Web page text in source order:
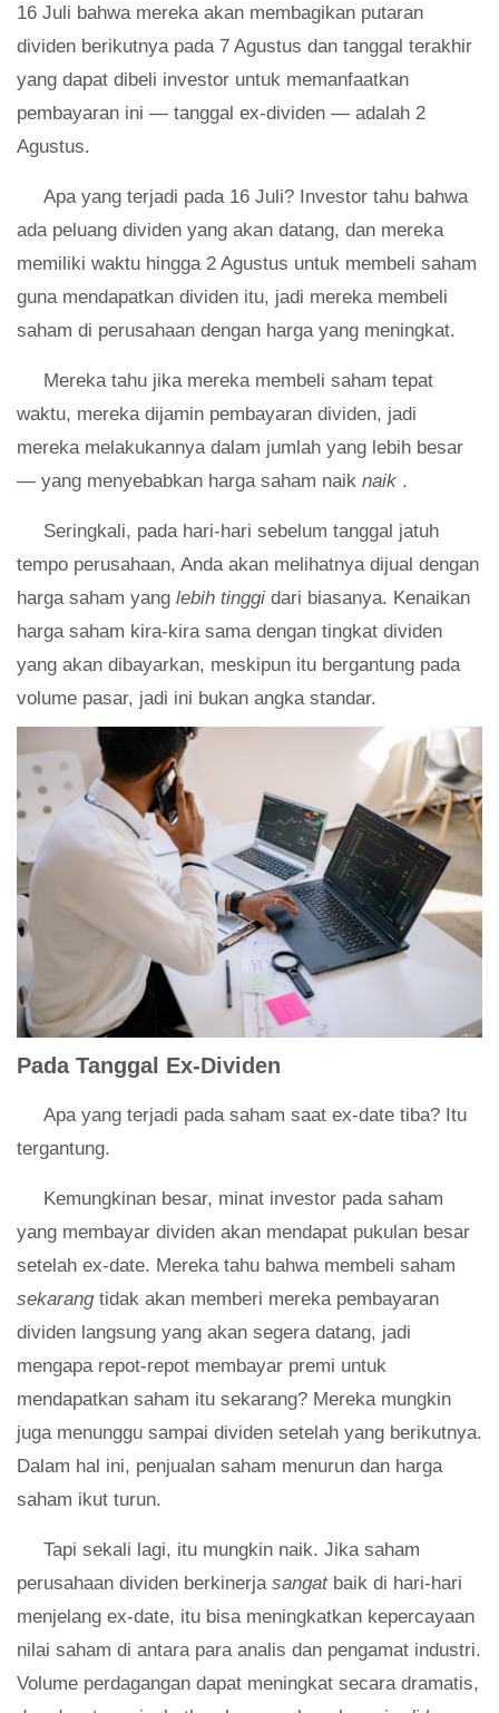
16 Juli bahwa mereka akan membagikan putaran
dividen berikutnya pada 7 Agustus dan tanggal terakhir
yang dapat dibeli investor untuk memanfaatkan
pembayaran ini — tanggal ex-dividen — adalah 2
Agustus.
Apa yang terjadi pada 16 Juli? Investor tahu bahwa
ada peluang dividen yang akan datang, dan mereka
memiliki waktu hingga 2 Agustus untuk membeli saham
guna mendapatkan dividen itu, jadi mereka membeli
saham di perusahaan dengan harga yang meningkat.
Mereka tahu jika mereka membeli saham tepat
waktu, mereka dijamin pembayaran dividen, jadi
mereka melakukannya dalam jumlah yang lebih besar
— ​​yang menyebabkan harga saham naik naik .
Seringkali, pada hari-hari sebelum tanggal jatuh
tempo perusahaan, Anda akan melihatnya dijual dengan
harga saham yang lebih tinggi dari biasanya. Kenaikan
harga saham kira-kira sama dengan tingkat dividen
yang akan dibayarkan, meskipun itu bergantung pada
volume pasar, jadi ini bukan angka standar.
Pada Tanggal Ex-Dividen
Apa yang terjadi pada saham saat ex-date tiba? Itu
tergantung.
Kemungkinan besar, minat investor pada saham
yang membayar dividen akan mendapat pukulan besar
setelah ex-date. Mereka tahu bahwa membeli saham
sekarangtidak akan memberi mereka pembayaran
dividen langsung yang akan segera datang, jadi
mengapa repot-repot membayar premi untuk
mendapatkan saham itu sekarang? Mereka mungkin
juga menunggu sampai dividen setelah yang berikutnya.
Dalam hal ini, penjualan saham menurun dan harga
saham ikut turun.
Tapi sekali lagi, itu mungkin naik. Jika saham
perusahaan dividen berkinerja sangatbaik di hari-hari
menjelang ex-date, itu bisa meningkatkan kepercayaan
nilai saham di antara para analis dan pengamat industri.
Volume perdagangan dapat meningkat secara dramatis,